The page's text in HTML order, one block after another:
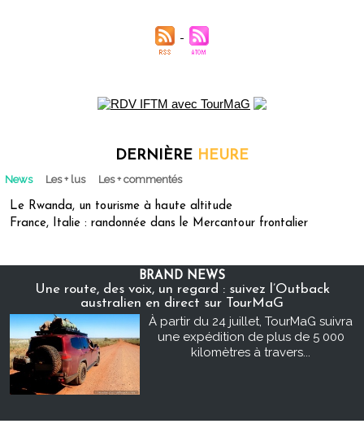
DERNIÈRE HEURE
News Les + lus Les + commentés
Le Rwanda, un tourisme à haute altitude
France, Italie : randonnée dans le Mercantour frontalier
BRAND NEWS
Une route, des voix, un regard : suivez l’Outback
australien en direct sur TourMaG
À partir du 24 juillet, TourMaG suivra
une expédition de plus de 5 000
kilomètres à travers...